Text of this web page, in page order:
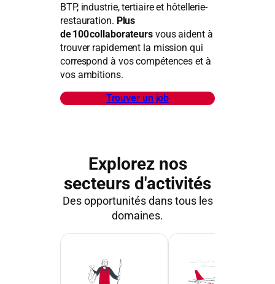
BTP, industrie, tertiaire et hôtellerie-
restauration. Plus
de 100 collaborateursvous aident à
trouver rapidement la mission qui
correspond à vos compétences et à
vos ambitions.
Trouver un job